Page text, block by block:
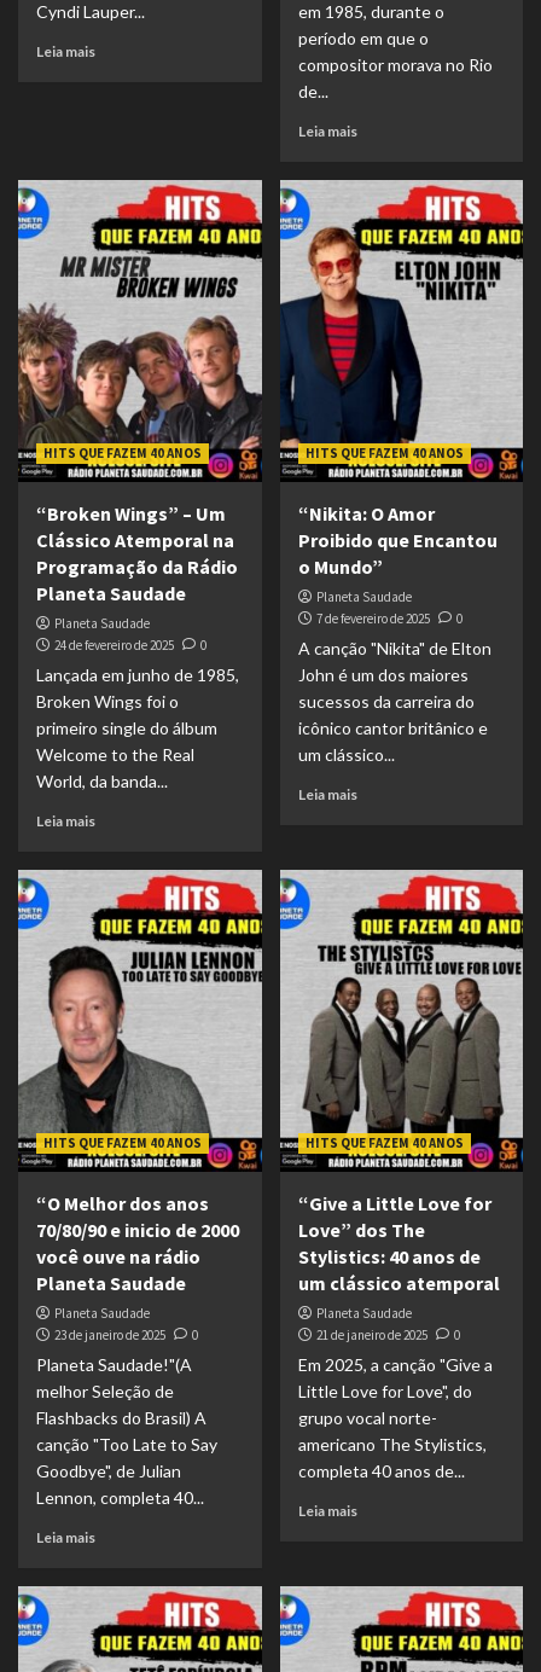
Cyndi Lauper...
Leia mais
em 1985, durante o
período em que o
compositor morava no Rio
de...
Leia mais
HITS QUE FAZEM 40 ANOS
“Broken Wings” – Um
Clássico Atemporal na
Programação da Rádio
Planeta Saudade
Planeta Saudade
24 de fevereiro de 2025
0
Lançada em junho de 1985,
Broken Wings foi o
primeiro single do álbum
Welcome to the Real
World, da banda...
Leia mais
HITS QUE FAZEM 40 ANOS
“Nikita: O Amor
Proibido que Encantou
o Mundo”
Planeta Saudade
7 de fevereiro de 2025
0
A canção "Nikita" de Elton
John é um dos maiores
sucessos da carreira do
icônico cantor britânico e
um clássico...
Leia mais
HITS QUE FAZEM 40 ANOS
“O Melhor dos anos
70/80/90 e inicio de 2000
você ouve na rádio
Planeta Saudade
Planeta Saudade
23 de janeiro de 2025
0
Planeta Saudade!"(A
melhor Seleção de
Flashbacks do Brasil) A
canção "Too Late to Say
Goodbye", de Julian
Lennon, completa 40...
Leia mais
HITS QUE FAZEM 40 ANOS
“Give a Little Love for
Love” dos The
Stylistics: 40 anos de
um clássico atemporal
Planeta Saudade
21 de janeiro de 2025
0
Em 2025, a canção "Give a
Little Love for Love", do
grupo vocal norte-
americano The Stylistics,
completa 40 anos de...
Leia mais